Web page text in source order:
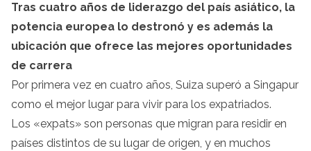
Tras cuatro años de liderazgo del país asiático, la
potencia europea lo destronó y es además la
ubicación que ofrece las mejores oportunidades
de carrera
Por primera vez en cuatro años, Suiza superó a Singapur
como el mejor lugar para vivir para los expatriados.
Los «expats» son personas que migran para residir en
países distintos de su lugar de origen, y en muchos